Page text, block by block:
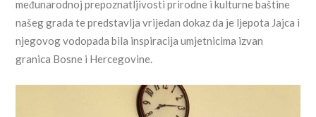
međunarodnoj prepoznatljivosti prirodne i kulturne baštine
našeg grada te predstavlja vrijedan dokaz da je ljepota Jajca i
njegovog vodopada bila inspiracija umjetnicima izvan
granica Bosne i Hercegovine.